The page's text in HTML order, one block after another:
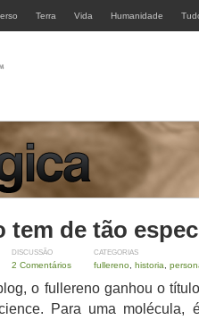
Terra Vida Humanidade
tem de tão
DISCUSSÃO
2 Comentários
CATEGORIAS
fullereno historia
o fullereno ganhou o
Para uma molécula,